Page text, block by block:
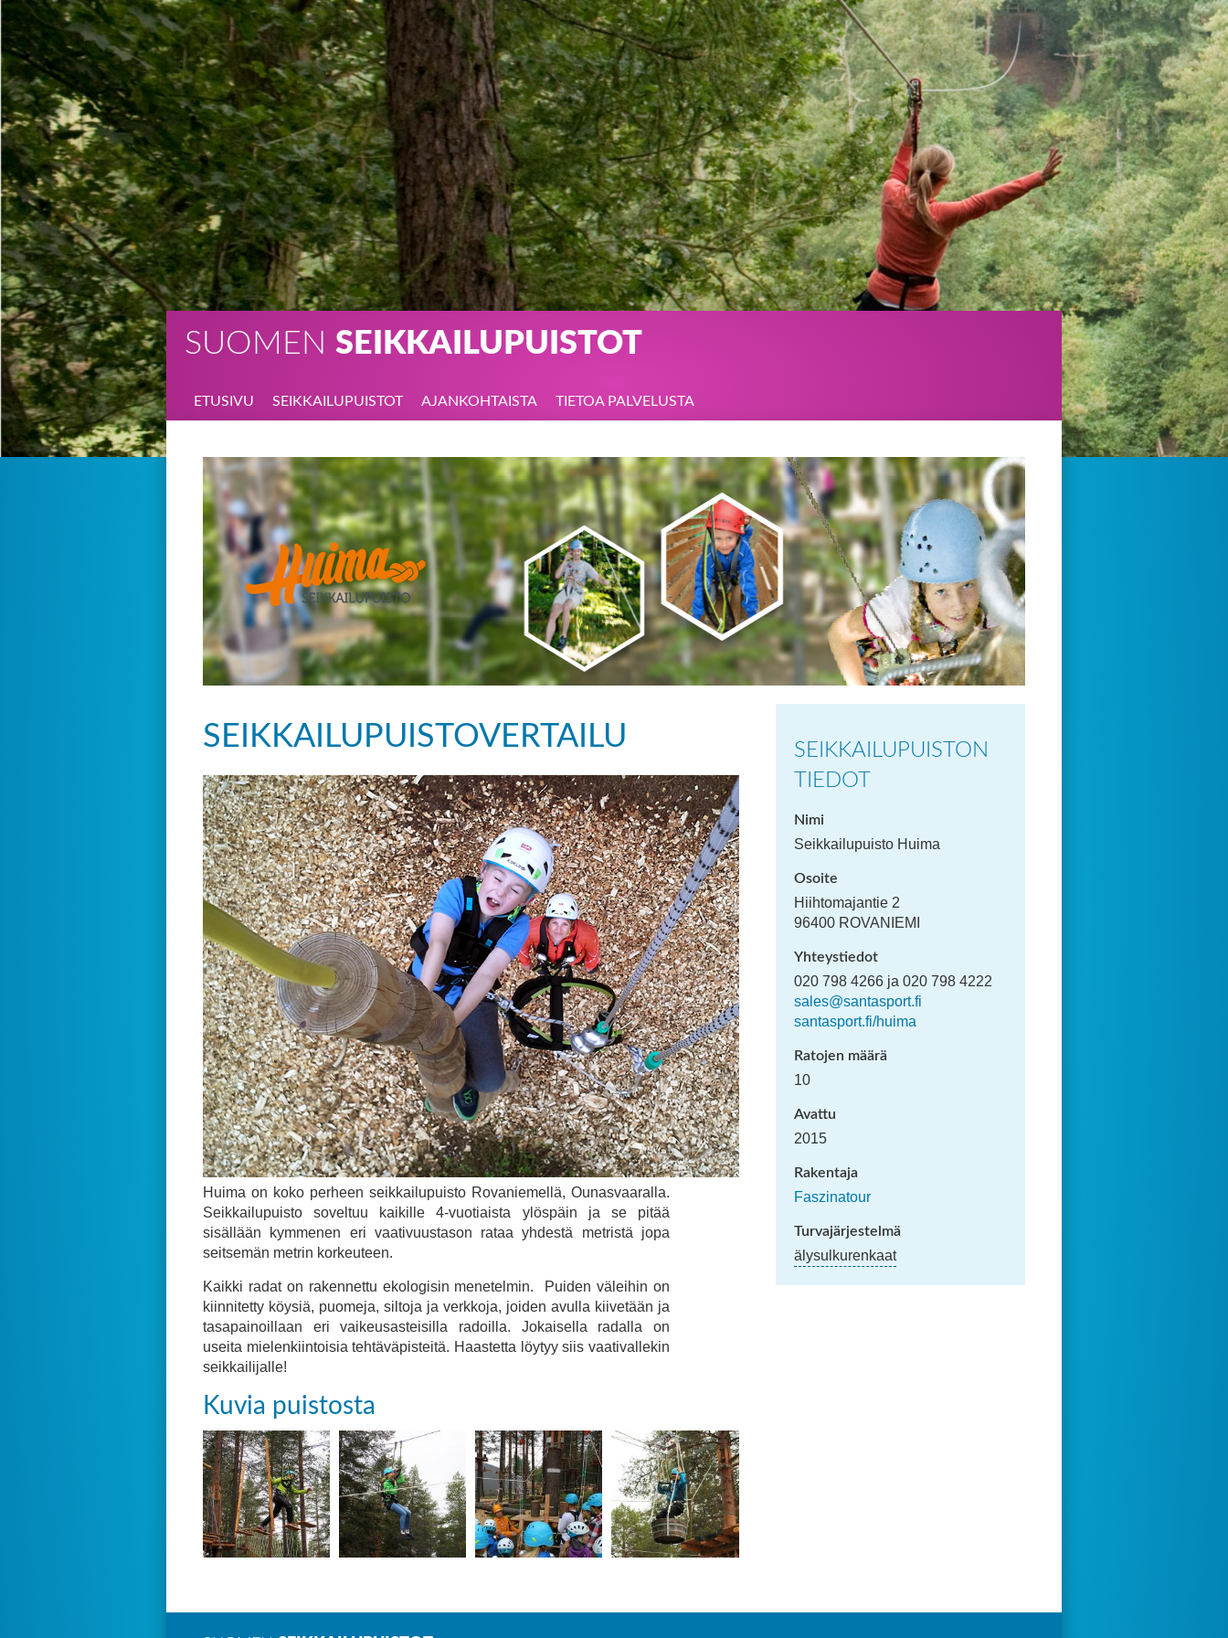
SUOMEN SEIKKAILUPUISTOT
ETUSIVU SEIKKAILU­PUISTOT AJANKOHTAISTA TIETOA PALVELUSTA
SEIKKAILUPUISTOVERTAILU
Huima on koko perheen seikkailupuisto Rovaniemellä, Ounasvaaralla.
Seikkailupuisto soveltuu kaikille 4-vuotiaista ylöspäin ja se pitää
sisällään kymmenen eri vaativuustason rataa yhdestä metristä jopa
seitsemän metrin korkeuteen.
Kaikki radat on rakennettu ekologisin menetelmin. Puiden väleihin on
kiinnitetty köysiä, puomeja, siltoja ja verkkoja, joiden avulla kiivetään ja
tasapainoillaan eri vaikeusasteisilla radoilla. Jokaisella radalla on
useita mielenkiintoisia tehtäväpisteitä. Haastetta löytyy siis vaativallekin
seikkailijalle!
Kuvia puistosta
SEIKKAILU­PUISTON
TIEDOT
Nimi
Seikkailupuisto Huima
Osoite
Hiihtomajantie 2
96400 ROVANIEMI
Yhteystiedot
020 798 4266 ja 020 798 4222
sales@santasport.fi
santasport.fi/huima
Ratojen määrä
10
Avattu
2015
Rakentaja
Faszinatour
Turvajärjestelmä
älysulkurenkaat